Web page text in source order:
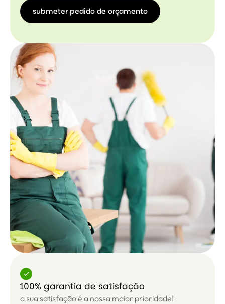
submeter pedido de orçamento
100% garantia de satisfação
a sua satisfação é a nossa maior prioridade!